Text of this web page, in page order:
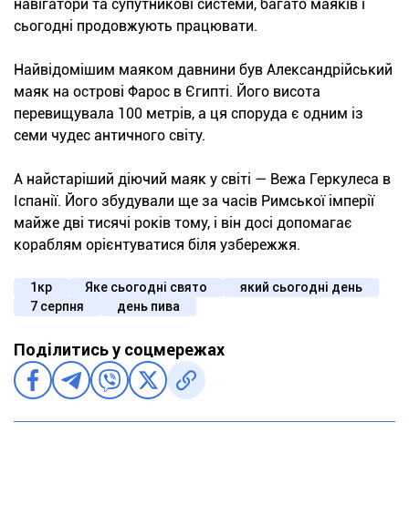
навігатори та супутникові системи, багато маяків і
сьогодні продовжують працювати.
Найвідомішим маяком давнини був Александрійський
маяк на острові Фарос в Єгипті. Його висота
перевищувала 100 метрів, а ця споруда є одним із
семи чудес античного світу.
А найстаріший діючий маяк у світі — Вежа Геркулеса в
Іспанії. Його збудували ще за часів Римської імперії
майже дві тисячі років тому, і він досі допомагає
кораблям орієнтуватися біля узбережжя.
1кр Яке сьогодні свято
який сьогодні день
7 серпня
день пива
Поділитись у соцмережах